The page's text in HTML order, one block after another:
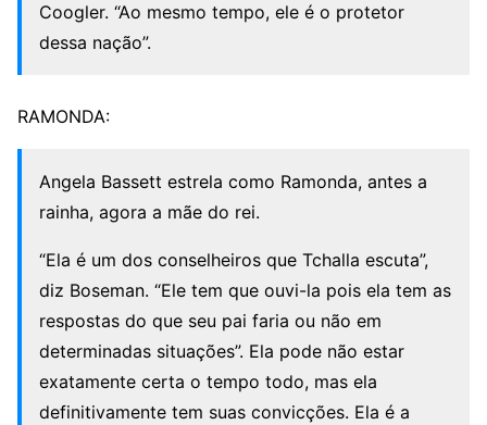
Coogler. “Ao mesmo tempo, ele é o protetor
dessa nação”.
RAMONDA:
Angela Bassett estrela como Ramonda, antes a
rainha, agora a mãe do rei.
“Ela é um dos conselheiros que Tchalla escuta”,
diz Boseman. “Ele tem que ouvi-la pois ela tem as
respostas do que seu pai faria ou não em
determinadas situações”. Ela pode não estar
exatamente certa o tempo todo, mas ela
definitivamente tem suas convicções. Ela é a